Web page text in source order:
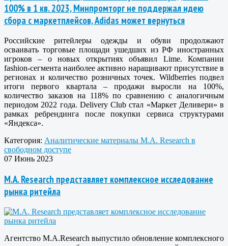
100% в 1 кв. 2023, Минпромторг не поддержал идею
сбора с маркетплейсов, Adidas может вернуться
Российские ритейлеры одежды и обуви продолжают
осваивать торговые площади ушедших из РФ иностранных
игроков – о новых открытиях объявил Lime. Компании
fashion-сегмента наиболее активно наращивают присутствие в
регионах и количество розничных точек. Wildberries подвел
итоги первого квартала – продажи выросли на 100%,
количество заказов на 118% по сравнению с аналогичным
периодом 2022 года. Delivery Club стал «Маркет Деливери» в
рамках ребрендинга после покупки сервиса структурами
«Яндекса».
Категория: Аналитические материалы M.A. Research в
свободном доступе
07 Июнь 2023
M.A. Research представляет комплексное исследование
рынка ритейла
Агентство M.A.Research выпустило обновление комплексного